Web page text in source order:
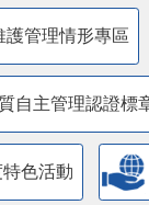
護管理情形專區
自主管理認證標
色活動